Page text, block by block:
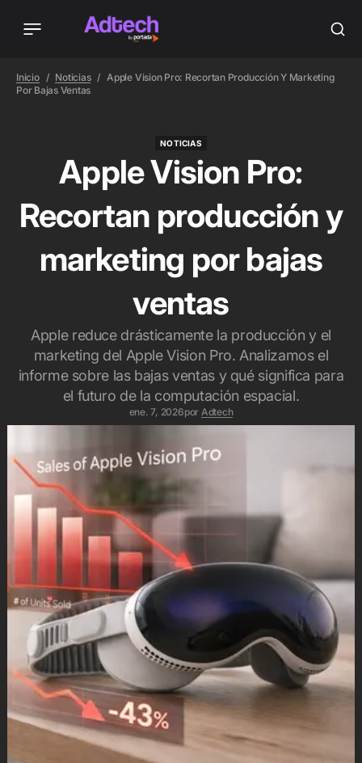
Inicio Noticias
Apple Vision Pro: Recortan Producción Y Marketing
Por Bajas Ventas
NOTICIAS
Apple Vision Pro:
Recortan producción y
marketing por bajas
ventas
Apple reduce drásticamente la producción y el
marketing del Apple Vision Pro. Analizamos el
informe sobre las bajas ventas y qué significa para
el futuro de la computación espacial.
ene. 7, 2026por Adtech